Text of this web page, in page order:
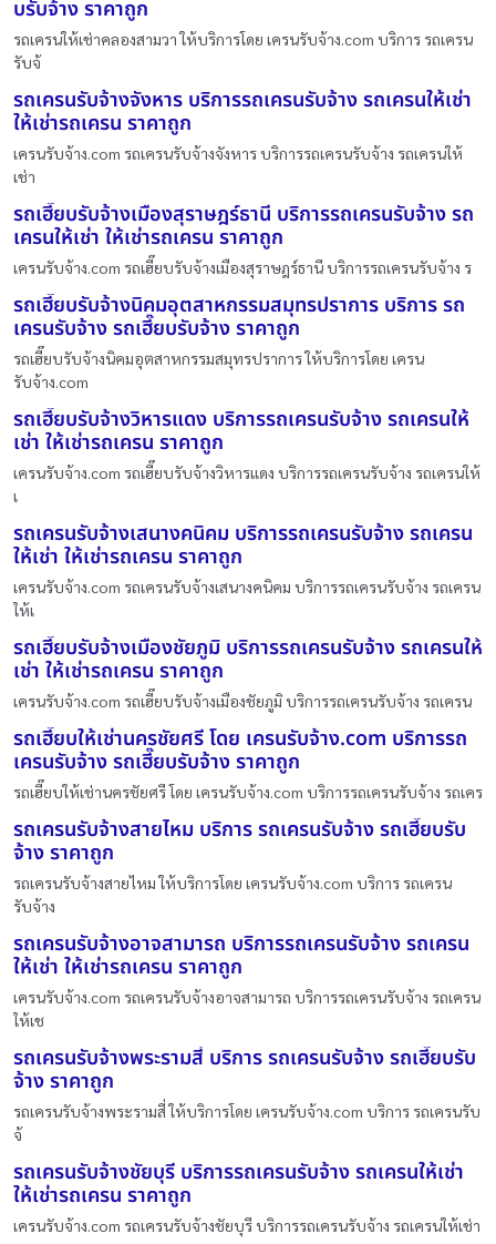
บรับจ้าง ราคาถูก
รถเครนให้เช่าคลองสามวา ให้บริการโดย เครนรับจ้าง.com บริการ รถเครน
รับจ้
รถเครนรับจ้างจังหาร บริการรถเครนรับจ้าง รถเครนให้เช่า
ให้เช่ารถเครน ราคาถูก
เครนรับจ้าง.com รถเครนรับจ้างจังหาร บริการรถเครนรับจ้าง รถเครนให้
เช่า
รถเฮี๊ยบรับจ้างเมืองสุราษฎร์ธานี บริการรถเครนรับจ้าง รถ
เครนให้เช่า ให้เช่ารถเครน ราคาถูก
เครนรับจ้าง.com รถเฮี๊ยบรับจ้างเมืองสุราษฎร์ธานี บริการรถเครนรับจ้าง ร
รถเฮี๊ยบรับจ้างนิคมอุตสาหกรรมสมุทรปราการ บริการ รถ
เครนรับจ้าง รถเฮี๊ยบรับจ้าง ราคาถูก
รถเฮี๊ยบรับจ้างนิคมอุตสาหกรรมสมุทรปราการ ให้บริการโดย เครน
รับจ้าง.com
รถเฮี๊ยบรับจ้างวิหารแดง บริการรถเครนรับจ้าง รถเครนให้
เช่า ให้เช่ารถเครน ราคาถูก
เครนรับจ้าง.com รถเฮี๊ยบรับจ้างวิหารแดง บริการรถเครนรับจ้าง รถเครนให้
เ
รถเครนรับจ้างเสนางคนิคม บริการรถเครนรับจ้าง รถเครน
ให้เช่า ให้เช่ารถเครน ราคาถูก
เครนรับจ้าง.com รถเครนรับจ้างเสนางคนิคม บริการรถเครนรับจ้าง รถเครน
ให้เ
รถเฮี๊ยบรับจ้างเมืองชัยภูมิ บริการรถเครนรับจ้าง รถเครนให้
เช่า ให้เช่ารถเครน ราคาถูก
เครนรับจ้าง.com รถเฮี๊ยบรับจ้างเมืองชัยภูมิ บริการรถเครนรับจ้าง รถเครน
รถเฮี๊ยบให้เช่านครชัยศรี โดย เครนรับจ้าง.com บริการรถ
เครนรับจ้าง รถเฮี๊ยบรับจ้าง ราคาถูก
รถเฮี๊ยบให้เช่านครชัยศรี โดย เครนรับจ้าง.com บริการรถเครนรับจ้าง รถเคร
รถเครนรับจ้างสายไหม บริการ รถเครนรับจ้าง รถเฮี๊ยบรับ
จ้าง ราคาถูก
รถเครนรับจ้างสายไหม ให้บริการโดย เครนรับจ้าง.com บริการ รถเครน
รับจ้าง
รถเครนรับจ้างอาจสามารถ บริการรถเครนรับจ้าง รถเครน
ให้เช่า ให้เช่ารถเครน ราคาถูก
เครนรับจ้าง.com รถเครนรับจ้างอาจสามารถ บริการรถเครนรับจ้าง รถเครน
ให้เช
รถเครนรับจ้างพระรามสี่ บริการ รถเครนรับจ้าง รถเฮี๊ยบรับ
จ้าง ราคาถูก
รถเครนรับจ้างพระรามสี่ ให้บริการโดย เครนรับจ้าง.com บริการ รถเครนรับ
จ้
รถเครนรับจ้างชัยบุรี บริการรถเครนรับจ้าง รถเครนให้เช่า
ให้เช่ารถเครน ราคาถูก
เครนรับจ้าง.com รถเครนรับจ้างชัยบุรี บริการรถเครนรับจ้าง รถเครนให้เช่า